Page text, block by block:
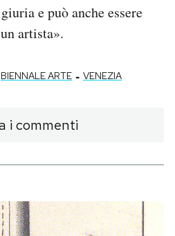
e può anche essere
artista».
BIENNALE ARTE - VENEZIA
i commenti